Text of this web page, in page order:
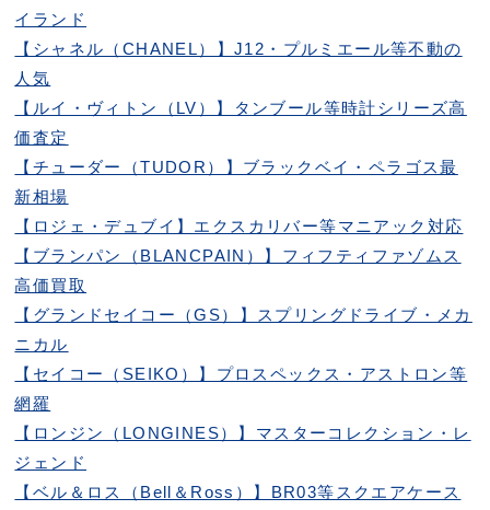
イランド
【シャネル（CHANEL）】J12・プルミエール等不動の
人気
【ルイ・ヴィトン（LV）】タンブール等時計シリーズ高
価査定
【チューダー（TUDOR）】ブラックベイ・ペラゴス最
新相場
【ロジェ・デュブイ】エクスカリバー等マニアック対応
【ブランパン（BLANCPAIN）】フィフティファゾムス
高価買取
【グランドセイコー（GS）】スプリングドライブ・メカ
ニカル
【セイコー（SEIKO）】プロスペックス・アストロン等
網羅
【ロンジン（LONGINES）】マスターコレクション・レ
ジェンド
【ベル＆ロス（Bell＆Ross）】BR03等スクエアケース